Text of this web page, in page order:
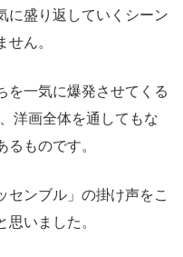
に盛り返していくシーン
ん。
を一気に爆発させてくる
洋画全体を通してもな
ものです。
センブル」の掛け声をこ
いました。